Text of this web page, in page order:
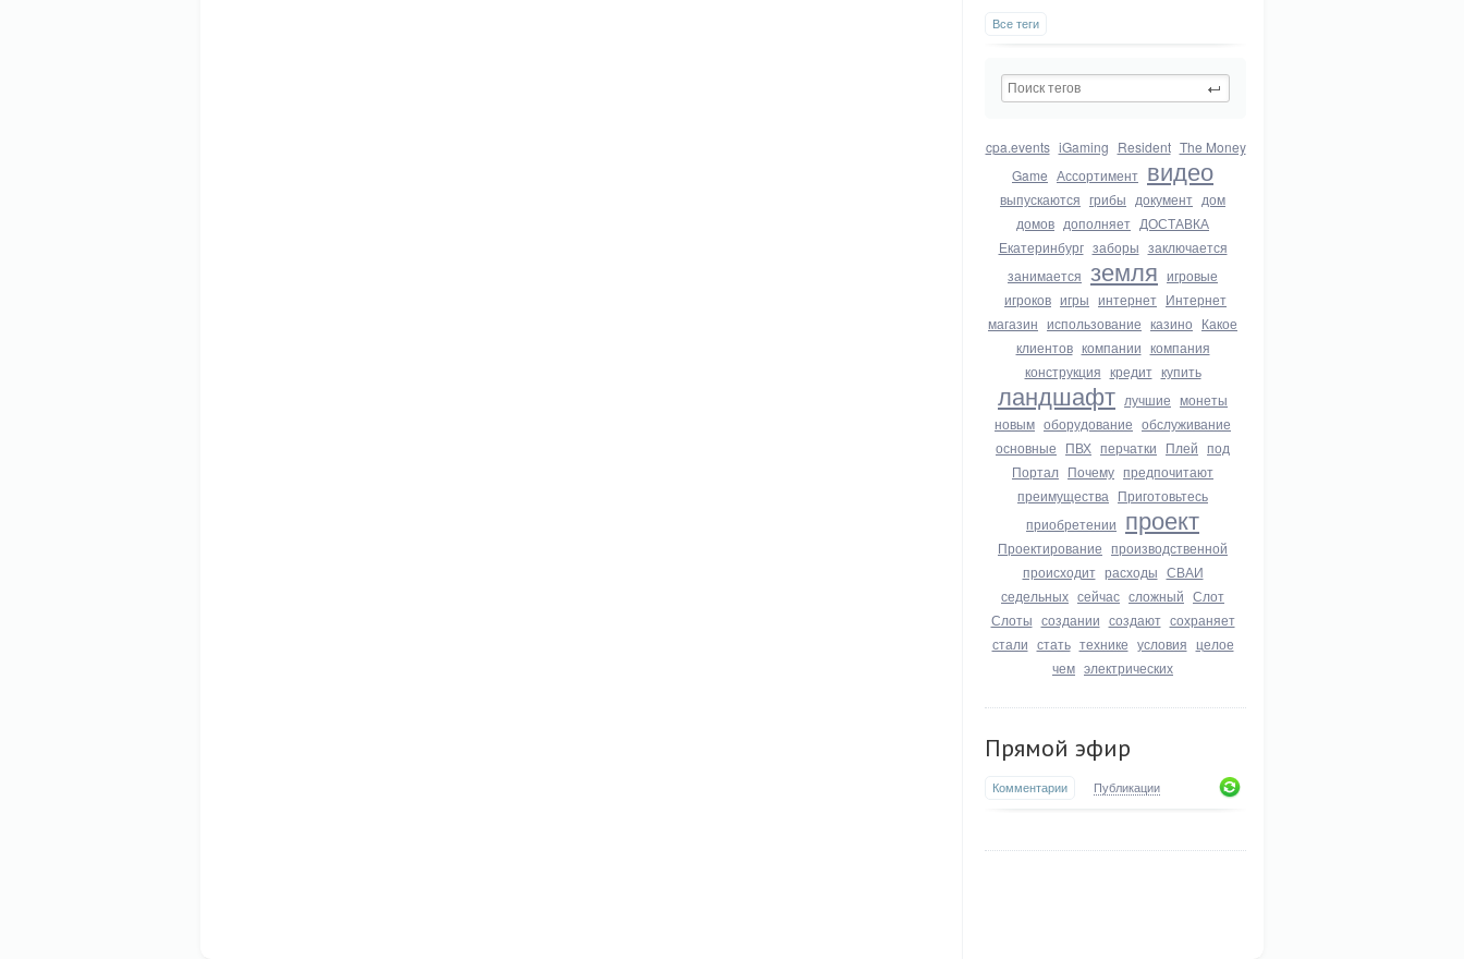
Все теги
cpa.events iGaming Resident The Money
Game Ассортимент видео
выпускаются грибы документ дом
домов дополняет ДОСТАВКА
Екатеринбург заборы заключается
занимается земля игровые
игроков игры интернет Интернет
магазин использование казино Какое
клиентов компании компания
конструкция кредит купить
ландшафт лучшие монеты
новым оборудование обслуживание
основные ПВХ перчатки Плей под
Портал Почему предпочитают
преимущества Приготовьтесь
приобретении проект
Проектирование производственной
происходит расходы СВАИ
седельных сейчас сложный Слот
Слоты создании создают сохраняет
стали стать технике условия целое
чем электрических
Прямой эфир
Комментарии Публикации